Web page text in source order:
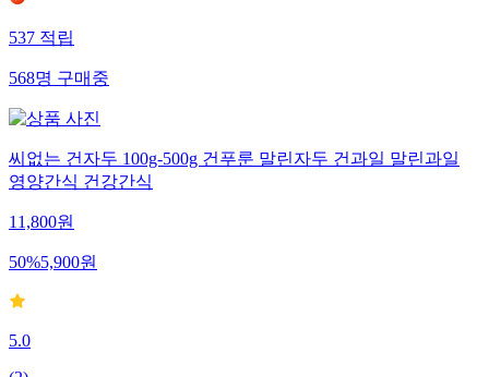
537적립
568명구매중
씨없는 건자두 100g-500g 건푸룬 말린자두 건과일 말린과일
영양간식 건강간식
11,800원
50%5,900원
5.0